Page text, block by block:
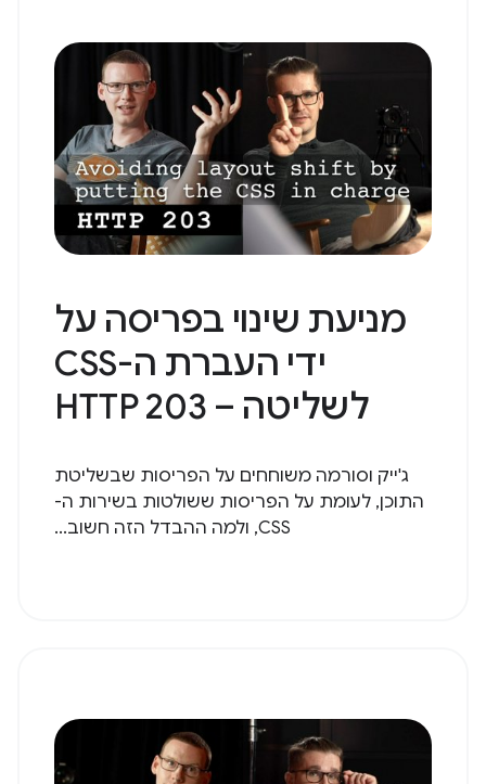
מניעת שינוי בפריסה על
ידי העברת ה-CSS
לשליטה – HTTP 203
ג'ייק וסורמה משוחחים על הפריסות שבשליטת
התוכן, לעומת על הפריסות ששולטות בשירות ה-
CSS, ולמה ההבדל הזה חשוב...